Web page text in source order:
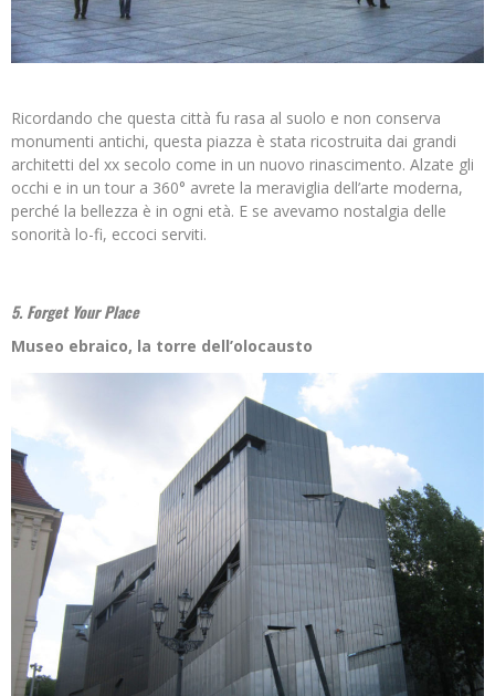
Ricordando che questa città fu rasa al suolo e non conserva
monumenti antichi, questa piazza è stata ricostruita dai grandi
architetti del xx secolo come in un nuovo rinascimento. Alzate gli
occhi e in un tour a 360° avrete la meraviglia dell’arte moderna,
perché la bellezza è in ogni età. E se avevamo nostalgia delle
sonorità lo-fi, eccoci serviti.
5. Forget Your Place
Museo ebraico, la torre dell’olocausto